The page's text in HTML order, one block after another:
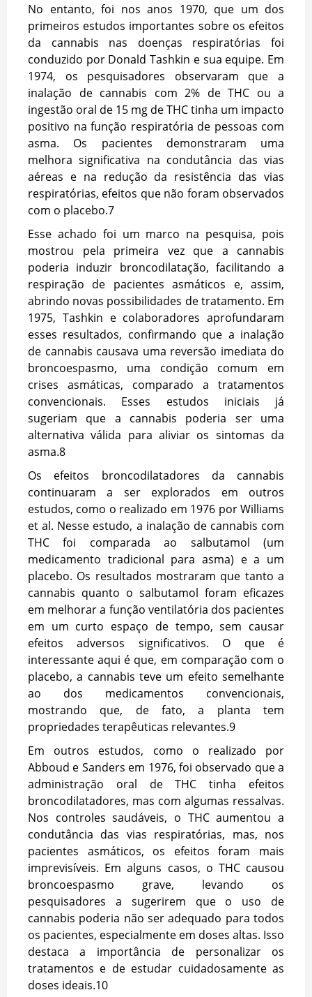
No entanto, foi nos anos 1970, que um dos
primeiros estudos importantes sobre os efeitos
da cannabis nas doenças respiratórias foi
conduzido por Donald Tashkin e sua equipe. Em
1974, os pesquisadores observaram que a
inalação de cannabis com 2% de THC ou a
ingestão oral de 15 mg de THC tinha um impacto
positivo na função respiratória de pessoas com
asma. Os pacientes demonstraram uma
melhora significativa na condutância das vias
aéreas e na redução da resistência das vias
respiratórias, efeitos que não foram observados
com o placebo.7
Esse achado foi um marco na pesquisa, pois
mostrou pela primeira vez que a cannabis
poderia induzir broncodilatação, facilitando a
respiração de pacientes asmáticos e, assim,
abrindo novas possibilidades de tratamento. Em
1975, Tashkin e colaboradores aprofundaram
esses resultados, confirmando que a inalação
de cannabis causava uma reversão imediata do
broncoespasmo, uma condição comum em
crises asmáticas, comparado a tratamentos
convencionais. Esses estudos iniciais já
sugeriam que a cannabis poderia ser uma
alternativa válida para aliviar os sintomas da
asma.8
Os efeitos broncodilatadores da cannabis
continuaram a ser explorados em outros
estudos, como o realizado em 1976 por Williams
et al. Nesse estudo, a inalação de cannabis com
THC foi comparada ao salbutamol (um
medicamento tradicional para asma) e a um
placebo. Os resultados mostraram que tanto a
cannabis quanto o salbutamol foram eficazes
em melhorar a função ventilatória dos pacientes
em um curto espaço de tempo, sem causar
efeitos adversos significativos. O que é
interessante aqui é que, em comparação com o
placebo, a cannabis teve um efeito semelhante
ao dos medicamentos convencionais,
mostrando que, de fato, a planta tem
propriedades terapêuticas relevantes.9
Em outros estudos, como o realizado por
Abboud e Sanders em 1976, foi observado que a
administração oral de THC tinha efeitos
broncodilatadores, mas com algumas ressalvas.
Nos controles saudáveis, o THC aumentou a
condutância das vias respiratórias, mas, nos
pacientes asmáticos, os efeitos foram mais
imprevisíveis. Em alguns casos, o THC causou
broncoespasmo grave, levando os
pesquisadores a sugerirem que o uso de
cannabis poderia não ser adequado para todos
os pacientes, especialmente em doses altas. Isso
destaca a importância de personalizar os
tratamentos e de estudar cuidadosamente as
doses ideais.10